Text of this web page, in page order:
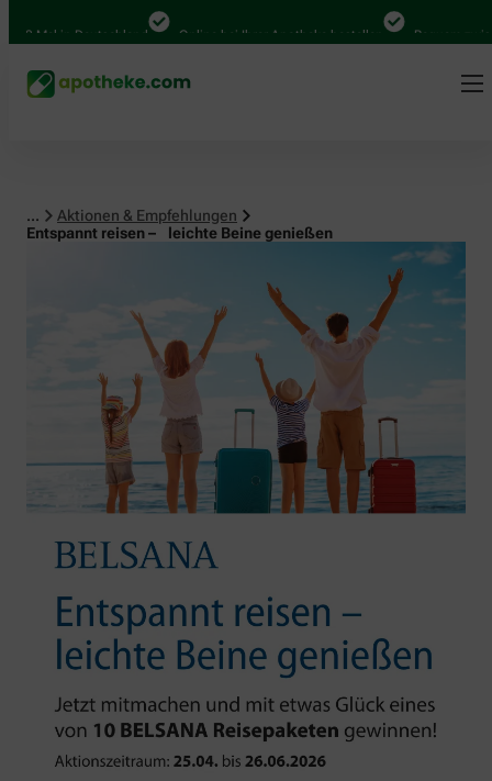
Mal in Deutschland Online bei Ihrer Apotheke bestellen Bequem
...
Aktionen & Empfehlungen
Entspannt reisen – leichte Beine genießen